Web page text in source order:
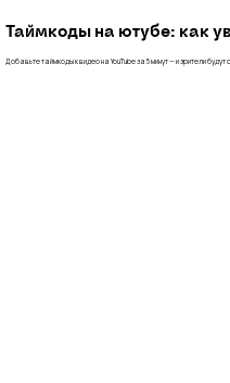
Таймкоды на ютубе: как
Добавьте таймкоды к видео на YouTube за 5 минут — и зрители